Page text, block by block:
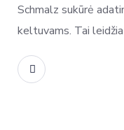
Schmalz sukūrė
keltuvams. Tai